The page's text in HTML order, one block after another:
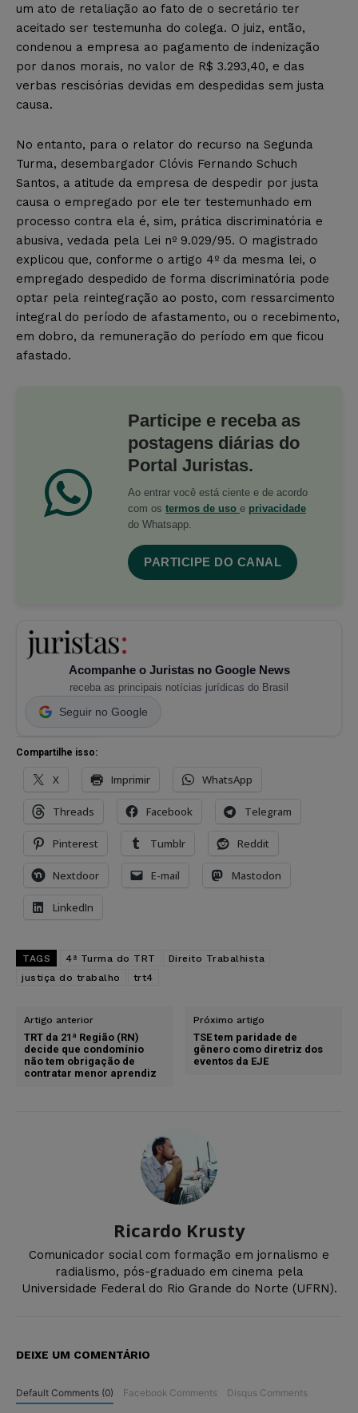
um ato de retaliação ao fato de o secretário ter
aceitado ser testemunha do colega. O juiz, então,
condenou a empresa ao pagamento de indenização
por danos morais, no valor de R$ 3.293,40, e das
verbas rescisórias devidas em despedidas sem justa
causa.
No entanto, para o relator do recurso na Segunda
Turma, desembargador Clóvis Fernando Schuch
Santos, a atitude da empresa de despedir por justa
causa o empregado por ele ter testemunhado em
processo contra ela é, sim, prática discriminatória e
abusiva, vedada pela Lei nº 9.029/95. O magistrado
explicou que, conforme o artigo 4º da mesma lei, o
empregado despedido de forma discriminatória pode
optar pela reintegração ao posto, com ressarcimento
integral do período de afastamento, ou o recebimento,
em dobro, da remuneração do período em que ficou
afastado.
Participe e receba as
postagens diárias do
Portal Juristas.
Ao entrar você está ciente e de acordo
com os termos de uso e privacidade
do Whatsapp.
PARTICIPE DO CANAL
Acompanhe o Juristas no Google News
receba as principais notícias jurídicas do Brasil
Seguir no Google
Compartilhe isso:
X Imprimir WhatsApp
Threads Facebook Telegram
Pinterest Tumblr Reddit
Nextdoor E-mail Mastodon
LinkedIn
TAGS 4ª Turma do TRT
Direito Trabalhista
justiça do trabalho
trt4
Artigo anterior
TRT da 21ª Região (RN)
decide que condomínio
não tem obrigação de
contratar menor aprendiz
Próximo artigo
TSE tem paridade de
gênero como diretriz dos
eventos da EJE
Ricardo Krusty
Comunicador social com formação em jornalismo e
radialismo, pós-graduado em cinema pela
Universidade Federal do Rio Grande do Norte (UFRN).
DEIXE UM COMENTÁRIO
Default Comments (0) Facebook Comments Disqus Comments